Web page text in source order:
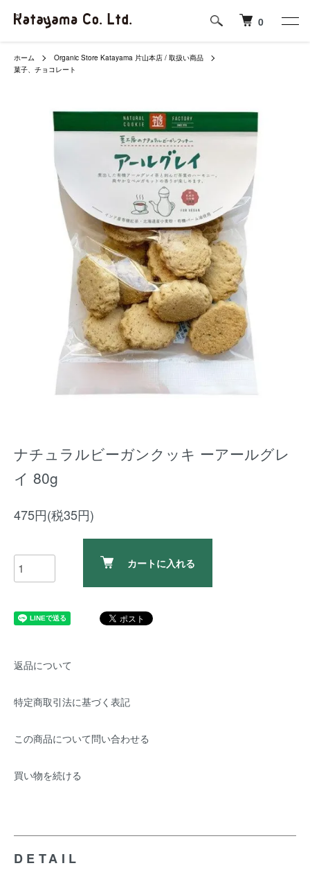
0
ホーム
Organic Store Katayama 片山本店 / 取扱い商品
菓子、チョコレート
ナチュラルビーガンクッキ ーアールグレ
イ 80g
475円(税35円)
カートに入れる
返品について
特定商取引法に基づく表記
この商品について問い合わせる
買い物を続ける
DETAIL